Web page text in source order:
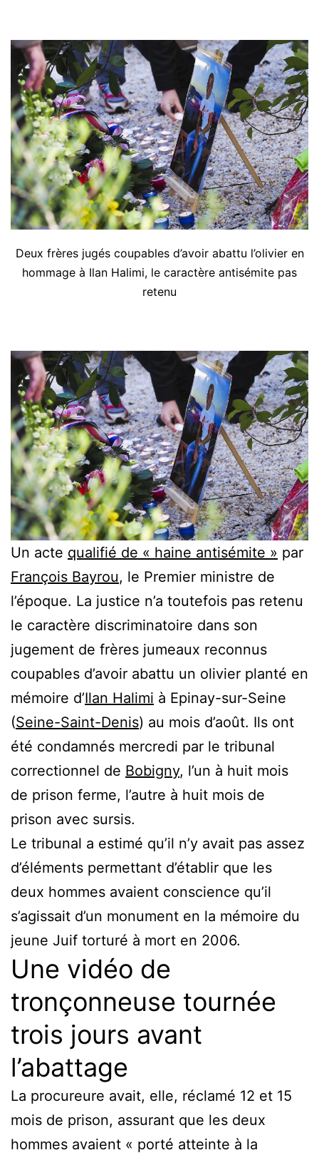
Deux frères jugés coupables d’avoir abattu l’olivier en
hommage à Ilan Halimi, le caractère antisémite pas
retenu
Un acte qualifié de « haine antisémite » par
François Bayrou, le Premier ministre de
l’époque. La justice n’a toutefois pas retenu
le caractère discriminatoire dans son
jugement de frères jumeaux reconnus
coupables d’avoir abattu un olivier planté en
mémoire d’Ilan Halimi à Epinay-sur-Seine
(Seine-Saint-Denis) au mois d’août. Ils ont
été condamnés mercredi par le tribunal
correctionnel de Bobigny, l’un à huit mois
de prison ferme, l’autre à huit mois de
prison avec sursis.
Le tribunal a estimé qu’il n’y avait pas assez
d’éléments permettant d’établir que les
deux hommes avaient conscience qu’il
s’agissait d’un monument en la mémoire du
jeune Juif torturé à mort en 2006.
Une vidéo de
tronçonneuse tournée
trois jours avant
l’abattage
La procureure avait, elle, réclamé 12 et 15
mois de prison, assurant que les deux
hommes avaient « porté atteinte à la